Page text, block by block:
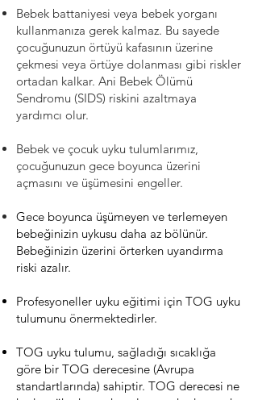
Bebek battaniyesi veya bebek yorganı
kullanmanıza gerek kalmaz. Bu sayede
çocuğunuzun örtüyü kafasının üzerine
çekmesi veya örtüye dolanması gibi riskler
ortadan kalkar. Ani Bebek Ölümü
Sendromu (SIDS) riskini azaltmaya
yardımcı olur.
Bebek ve çocuk uyku tulumlarımız,
çocuğunuzun gece boyunca üzerini
açmasını ve üşümesini engeller.
Gece boyunca üşümeyen ve terlemeyen
bebeğinizin uykusu daha az bölünür.
Bebeğinizin üzerini örterken uyandırma
riski azalır.
Profesyoneller uyku eğitimi için TOG uyku
tulumunu önermektedirler.
TOG uyku tulumu, sağladığı sıcaklığa
göre bir TOG derecesine (Avrupa
standartlarında) sahiptir. TOG derecesi ne